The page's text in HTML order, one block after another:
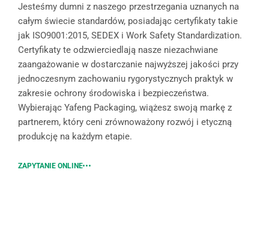
Jesteśmy dumni z naszego przestrzegania uznanych na
całym świecie standardów, posiadając certyfikaty takie
jak ISO9001:2015, SEDEX i Work Safety Standardization.
Certyfikaty te odzwierciedlają nasze niezachwiane
zaangażowanie w dostarczanie najwyższej jakości przy
jednoczesnym zachowaniu rygorystycznych praktyk w
zakresie ochrony środowiska i bezpieczeństwa.
Wybierając Yafeng Packaging, wiążesz swoją markę z
partnerem, który ceni zrównoważony rozwój i etyczną
produkcję na każdym etapie.
ZAPYTANIE ONLINE